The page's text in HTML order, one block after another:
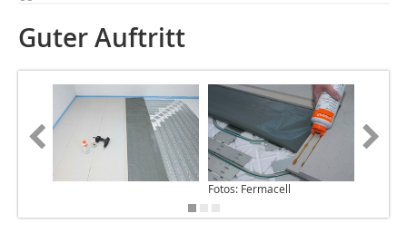
Guter Auftritt
Fotos: Fermacell